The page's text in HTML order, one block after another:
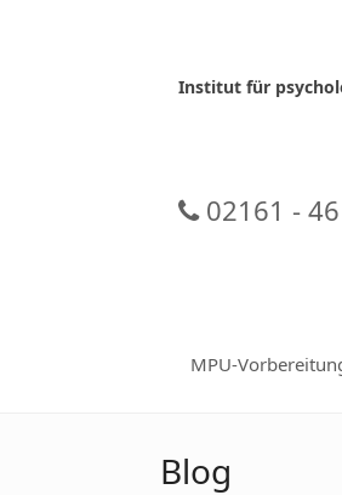
Institut für
02161 -
MPU-
Blog